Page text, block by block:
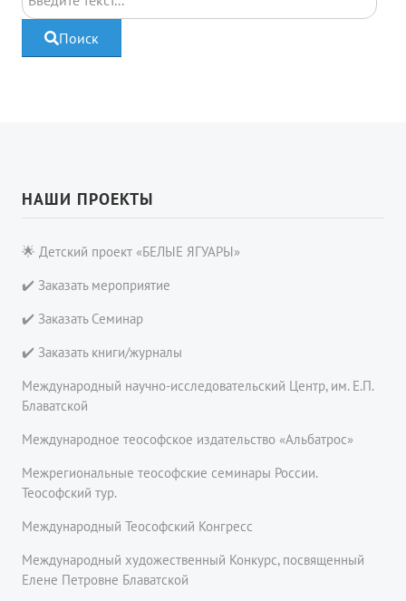
Поиск
НАШИ ПРОЕКТЫ
🌟 Детский проект «БЕЛЫЕ ЯГУАРЫ»
✔️ Заказать мероприятие
✔️ Заказать Семинар
✔️ Заказать книги/журналы
Международный научно-исследовательский Центр, им. Е.П.
Блаватской
Международное теософское издательство «Альбатрос»
Межрегиональные теософские семинары России.
Теософский тур.
Международный Теософский Конгресс
Международный художественный Конкурс, посвященный
Елене Петровне Блаватской